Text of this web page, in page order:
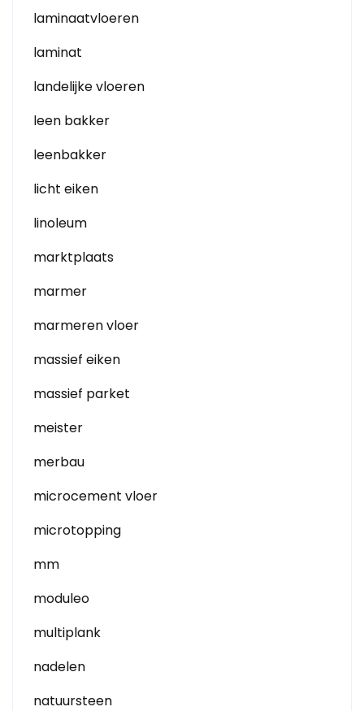
laminaatvloeren
laminat
landelijke vloeren
leen bakker
leenbakker
licht eiken
linoleum
marktplaats
marmer
marmeren vloer
massief eiken
massief parket
meister
merbau
microcement vloer
microtopping
mm
moduleo
multiplank
nadelen
natuursteen